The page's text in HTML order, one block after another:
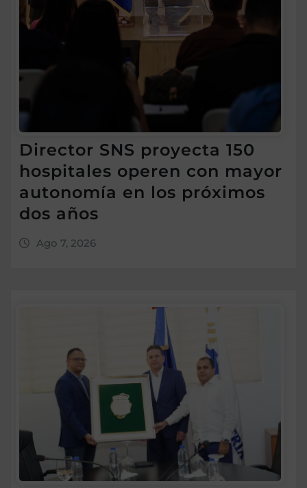
Director SNS proyecta 150
hospitales operen con mayor
autonomía en los próximos
dos años
Ago 7, 2026